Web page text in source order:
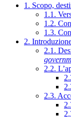
1. Scopo,
1.1.
1.2.
1.3.
2.
2.1.
2.2.
2.3.